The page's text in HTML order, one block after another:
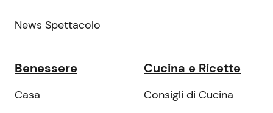
News Spettacolo
Benessere
Casa
Cucina e Ricette
Consigli di Cucina